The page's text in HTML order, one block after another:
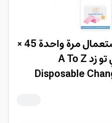
بساط تغيير الحفاظ للاستعمال مرة واحدة 45 ×
60 سم 55 قطعة زهر اي تو زد A To Z